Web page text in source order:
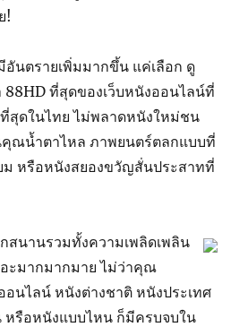
!
อันตรายเพิ่มมากขึ้น แค่เลือก ดู
88HD ที่สุดของเว็บหนังออนไลน์ที่
สุดในไทย ไม่พลาดหนังใหม่ชน
คุณน้ำตาไหล ภาพยนตร์ตลกแบบที่
ม หรือหนังสยองขวัญสั่นประสาทที่
สนานรวมทั้งความเพลิดเพลิน
อะมากมากมาย ไม่ว่าคุณ
อนไลน์ หนังต่างชาติ หนังประเทศ
หรือหนังแบบไหน ก็มีครบจบใน